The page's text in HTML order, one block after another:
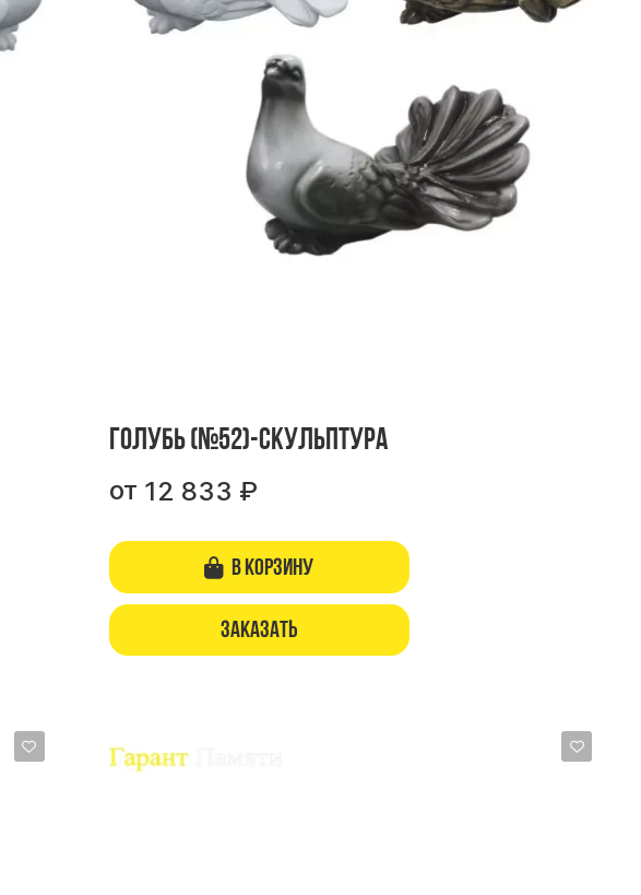
Голубь (№52)-скульптура
от 12 833 ₽
В корзину
Заказать